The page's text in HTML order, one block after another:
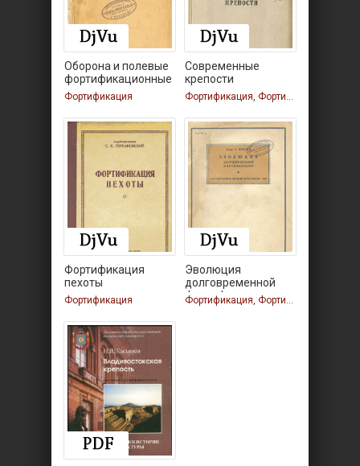
Оборона и полевые
фортификационные
Фортификация
Современные
крепости
Фортификация, Фортификация
Фортификация
пехоты
Фортификация
Эволюция
долговременной
фортификации
Фортификация, Фортификация